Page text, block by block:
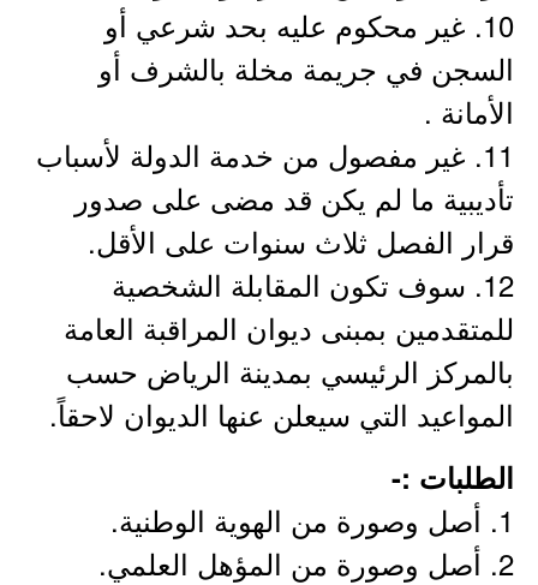
10. غير محكوم عليه بحد شرعي أو
السجن في جريمة مخلة بالشرف أو
الأمانة .
11. غير مفصول من خدمة الدولة لأسباب
تأديبية ما لم يكن قد مضى على صدور
قرار الفصل ثلاث سنوات على الأقل.
12. سوف تكون المقابلة الشخصية
للمتقدمين بمبنى ديوان المراقبة العامة
بالمركز الرئيسي بمدينة الرياض حسب
المواعيد التي سيعلن عنها الديوان لاحقاً.
الطلبات :-
1. أصل وصورة من الهوية الوطنية.
2. أصل وصورة من المؤهل العلمي.